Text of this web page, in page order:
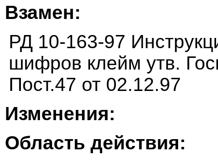
Взамен:
РД 10-163-97
шифров клейм утв.
Пост.47 от 02.12.97
Изменения:
Область действия: